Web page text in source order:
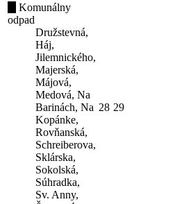
Komunálny
odpad
Družstevná,
Háj,
Jilemnického,
Majerská,
Májová,
Medová, Na
Barinách, Na
Kopánke,
Rovňanská,
Schreiberova,
Sklárska,
Sokolská,
Súhradka,
Sv. Anny,
28 29